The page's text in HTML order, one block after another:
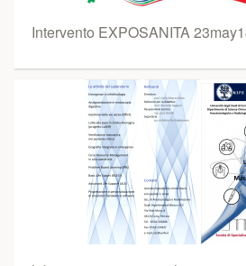
Intervento EXPOSANITA